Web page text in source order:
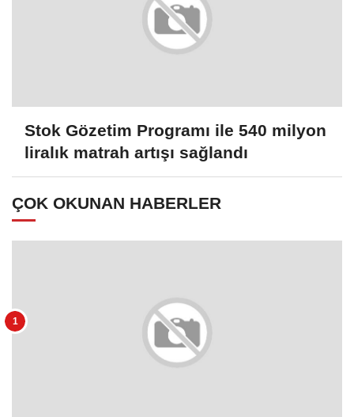
Stok Gözetim Programı ile 540 milyon
liralık matrah artışı sağlandı
ÇOK OKUNAN HABERLER